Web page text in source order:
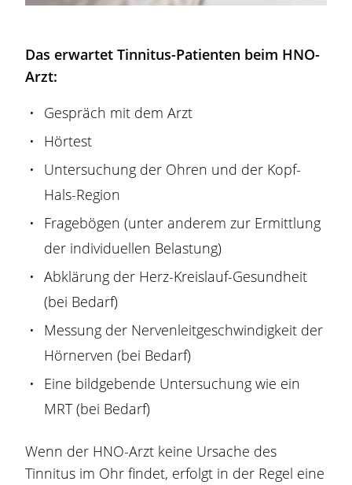
Das erwartet Tinnitus-Patienten beim HNO-
Arzt:
Gespräch mit dem Arzt
Hörtest
Untersuchung der Ohren und der Kopf-
Hals-Region
Fragebögen (unter anderem zur Ermittlung
der individuellen Belastung)
Abklärung der Herz-Kreislauf-Gesundheit
(bei Bedarf)
Messung der Nervenleitgeschwindigkeit der
Hörnerven (bei Bedarf)
Eine bildgebende Untersuchung wie ein
MRT (bei Bedarf)
Wenn der HNO-Arzt keine Ursache des
Tinnitus im Ohr findet, erfolgt in der Regel eine